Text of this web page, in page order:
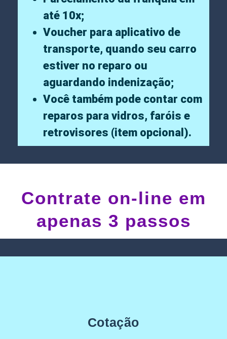
até 10x;
Voucher para aplicativo de
transporte, quando seu carro
estiver no reparo ou
aguardando indenização;
Você também pode contar com
reparos para vidros, faróis e
retrovisores (item opcional).
Contrate on-line em
apenas 3 passos
Cotação